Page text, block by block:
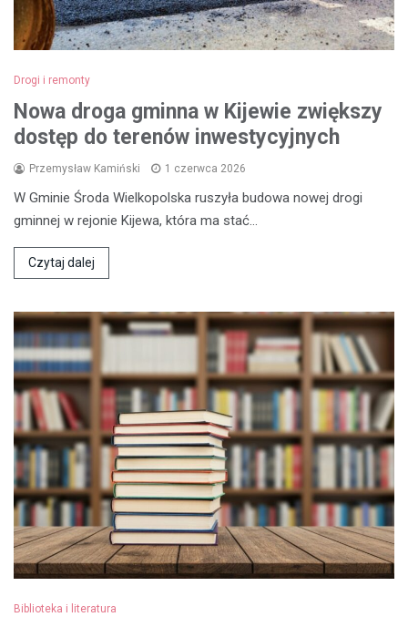
Drogi i remonty
Nowa droga gminna w Kijewie zwiększy
dostęp do terenów inwestycyjnych
Przemysław Kamiński 1 czerwca 2026
W Gminie Środa Wielkopolska ruszyła budowa nowej drogi
gminnej w rejonie Kijewa, która ma stać…
Czytaj dalej
Biblioteka i literatura